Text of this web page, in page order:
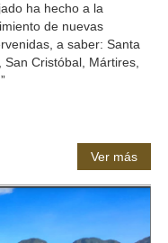
ha hecho a la
de nuevas
a saber: Santa
Cristóbal, Mártires,
Ver más